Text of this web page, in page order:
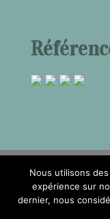
Nous utilisons
expérience sur
dernier, nous